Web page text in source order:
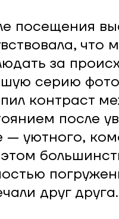
посещения
что
за
серию
контраст
после
— уютного,
друг друга.